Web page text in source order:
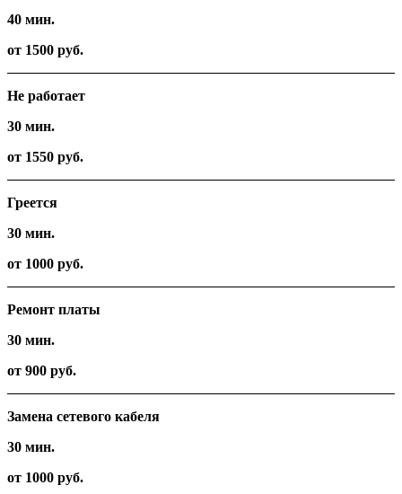
40 мин.
от 1500 руб.
Не работает
30 мин.
от 1550 руб.
Греется
30 мин.
от 1000 руб.
Ремонт платы
30 мин.
от 900 руб.
Замена сетевого кабеля
30 мин.
от 1000 руб.